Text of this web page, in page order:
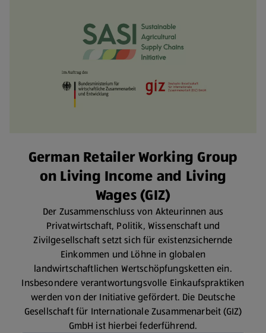
German Retailer Working Group
on Living Income and Living
Wages (GIZ)
Der Zusammenschluss von Akteurinnen aus
Privatwirtschaft, Politik, Wissenschaft und
Zivilgesellschaft setzt sich für existenzsichernde
Einkommen und Löhne in globalen
landwirtschaftlichen Wertschöpfungsketten ein.
Insbesondere verantwortungsvolle Einkaufspraktiken
werden von der Initiative gefördert. Die Deutsche
Gesellschaft für Internationale Zusammenarbeit (GIZ)
GmbH ist hierbei federführend.